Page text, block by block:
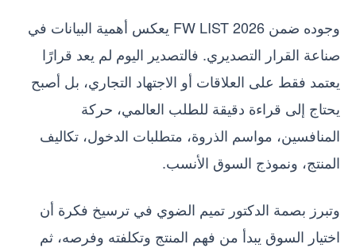
وجوده ضمن FW LIST 2026 يعكس أهمية البيانات في
صناعة القرار التصديري. فالتصدير اليوم لم يعد قرارًا
يعتمد فقط على العلاقات أو الاجتهاد التجاري، بل أصبح
يحتاج إلى قراءة دقيقة للطلب العالمي، حركة
المنافسين، مواسم الذروة، متطلبات الدخول، تكاليف
المنتج، ونموذج السوق الأنسب.
وتبرز بصمة الدكتور تميم الضوي في ترسيخ فكرة أن
اختيار السوق يبدأ من فهم المنتج وتكلفته وفرصه، ثم